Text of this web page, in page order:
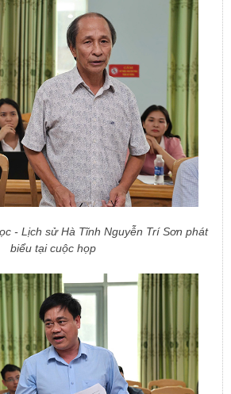
- Lịch sử Hà Tĩnh Nguyễn Trí Sơn phát
biểu tại cuộc họp